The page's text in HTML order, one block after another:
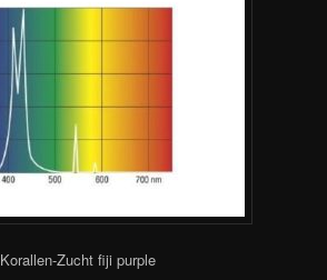
Korallen-Zucht fiji purple